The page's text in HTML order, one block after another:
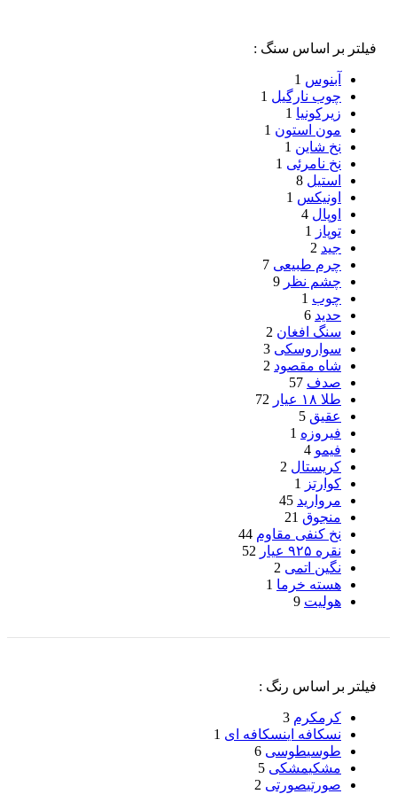
فیلتر بر اساس سنگ :
آبنوس 1
چوب نارگیل 1
زیرکونیا 1
مون استون 1
نخ شاین 1
نخ نامرئی 1
استیل 8
اونیکس 1
اوپال 4
توپاز
1
جید 2
چرم طبیعی 7
چشم نظر 9
چوب 1
حدید 6
سنگ افغان 2
سواروسکی 3
شاه مقصود 2
صدف 57
طلا ۱۸ عیار
72
عقیق 5
فیروزه 1
فیمو 4
کریستال 2
کوارتز
1
مروارید 45
منجوق 21
نخ کنفی مقاوم 44
نقره ۹۲۵ عیار
52
نگین اتمی 2
هسته خرما 1
هولیت 9
فیلتر بر اساس رنگ :
کرمکرم 3
نسکافه اینسکافه ای 1
طوسیطوسی 6
مشکیمشکی 5
صورتیصورتی 2